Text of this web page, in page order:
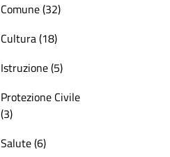
Comune (32)
Cultura (18)
Istruzione (5)
Protezione Civile
(3)
Salute (6)